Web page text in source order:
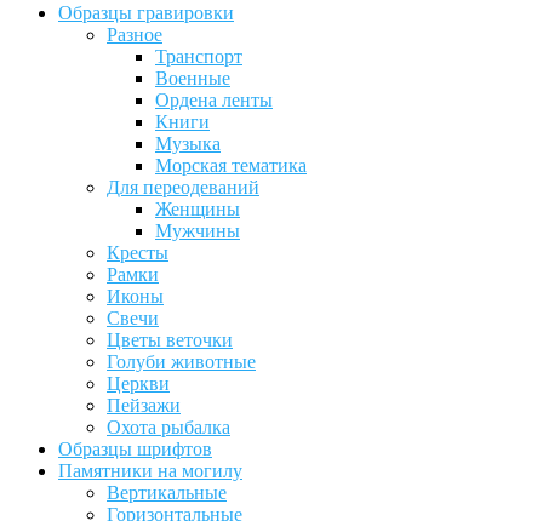
Образцы гравировки
Разное
Транспорт
Военные
Ордена ленты
Книги
Музыка
Морская тематика
Для переодеваний
Женщины
Мужчины
Кресты
Рамки
Иконы
Свечи
Цветы веточки
Голуби животные
Церкви
Пейзажи
Охота рыбалка
Образцы шрифтов
Памятники на могилу
Вертикальные
Горизонтальные